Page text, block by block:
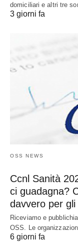
domiciliari e altri tre
3 giorni fa
OSS NEWS
Ccnl Sanità
ci guadagna?
davvero per gli
Riceviamo e
OSS. Le
6 giorni fa